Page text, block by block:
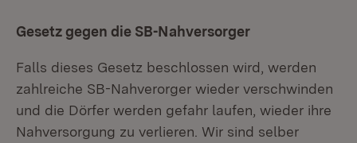
Gesetz gegen die SB-Nahversorger
Falls dieses Gesetz beschlossen wird, werden
zahlreiche SB-Nahverorger wieder verschwinden
und die Dörfer werden gefahr laufen, wieder ihre
Nahversorgung zu verlieren. Wir sind selber